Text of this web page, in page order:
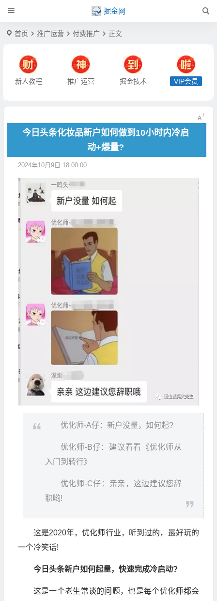
掘金网
首页 推广运营 付费推广 正文
新人教程 推广运营 掘金技术 VIP会员
今日头条化妆品新户如何做到10小时内冷启
动+爆量?
2024年10月9日 18:00:00
优化师-A仔：新户没量，如何起?
优化师-B仔：建议看看《优化师从
入门到转行》
优化师-C仔：亲亲，这边建议您辞
职哟!
这是2020年，优化师行业，听到过的，最好玩的
一个冷笑话!
今日头条新户如何起量，快速完成冷启动?
这是一个老生常谈的问题，也是每个优化师都会